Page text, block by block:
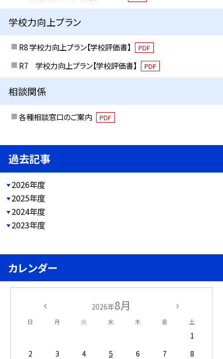
学校力向上プラン
R8 学校力向上プラン【学校評価書】 PDF
R7 学校力向上プラン【学校評価書】 PDF
相談関係
各種相談窓口のご案内 PDF
過去記事
2026年度
2025年度
2024年度
2023年度
カレンダー
2026年8月
日 月 火 水 木 金 土
1
2
3 4 5 6 7
8